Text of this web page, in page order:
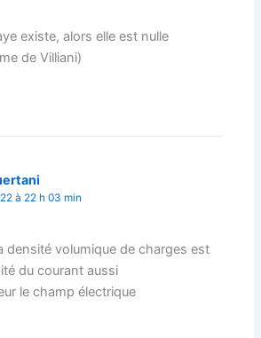
existe, alors elle est nulle
de Villiani)
à 22 h 03 min
densité volumique de charges est
du courant aussi
le champ électrique